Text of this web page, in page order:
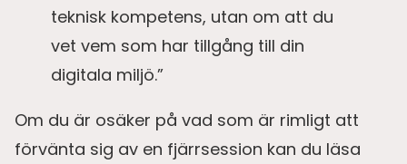
teknisk kompetens, utan om att du
vet vem som har tillgång till din
digitala miljö.”
Om du är osäker på vad som är rimligt att
förvänta sig av en fjärrsession kan du läsa